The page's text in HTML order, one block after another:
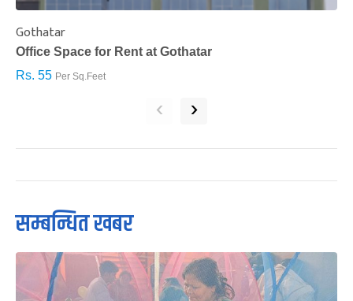
Gothatar
Office Space for Rent at Gothatar
Rs. 55 Per Sq.Feet
‹ ›
सम्बन्धित खबर